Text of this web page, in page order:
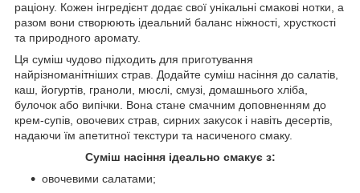
раціону. Кожен інгредієнт додає свої унікальні смакові нотки, а
разом вони створюють ідеальний баланс ніжності, хрусткості
та природного аромату.
Ця суміш чудово підходить для приготування
найрізноманітніших страв. Додайте суміш насіння до салатів,
каш, йогуртів, граноли, мюслі, смузі, домашнього хліба,
булочок або випічки. Вона стане смачним доповненням до
крем-супів, овочевих страв, сирних закусок і навіть десертів,
надаючи їм апетитної текстури та насиченого смаку.
Суміш насіння ідеально смакує з:
овочевими салатами;